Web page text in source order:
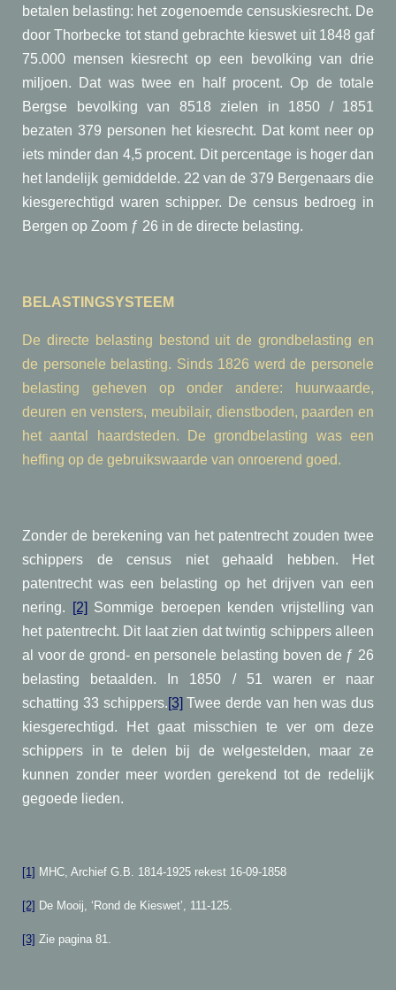
betalen belasting: het zogenoemde censuskiesrecht. De
door Thorbecke tot stand gebrachte kieswet uit 1848 gaf
75.000 mensen kiesrecht op een bevolking van drie
miljoen. Dat was twee en half procent. Op de totale
Bergse bevolking van 8518 zielen in 1850 / 1851
bezaten 379 personen het kiesrecht. Dat komt neer op
iets minder dan 4,5 procent. Dit percentage is hoger dan
het landelijk gemiddelde. 22 van de 379 Bergenaars die
kiesgerechtigd waren schipper. De census bedroeg in
Bergen op Zoom ƒ 26 in de directe belasting.
BELASTINGSYSTEEM
De directe belasting bestond uit de grondbelasting en
de personele belasting. Sinds 1826 werd de personele
belasting geheven op onder andere: huurwaarde,
deuren en vensters, meubilair, dienstboden, paarden en
het aantal haardsteden. De grondbelasting was een
heffing op de gebruikswaarde van onroerend goed.
Zonder de berekening van het patentrecht zouden twee
schippers de census niet gehaald hebben. Het
patentrecht was een belasting op het drijven van een
nering.
[2] Sommige beroepen kenden vrijstelling van
het patentrecht. Dit laat zien dat twintig schippers alleen
al voor de grond- en personele belasting boven de ƒ 26
belasting betaalden. In 1850 / 51 waren er naar
schatting 33 schippers.[3] Twee derde van hen was dus
kiesgerechtigd. Het gaat misschien te ver om deze
schippers in te delen bij de welgestelden, maar ze
kunnen zonder meer worden gerekend tot de redelijk
gegoede lieden.
[1] MHC, Archief G.B. 1814-1925 rekest 16-09-1858
[2] De Mooij, ‘Rond de Kieswet’, 111-125.
[3] Zie pagina 81.